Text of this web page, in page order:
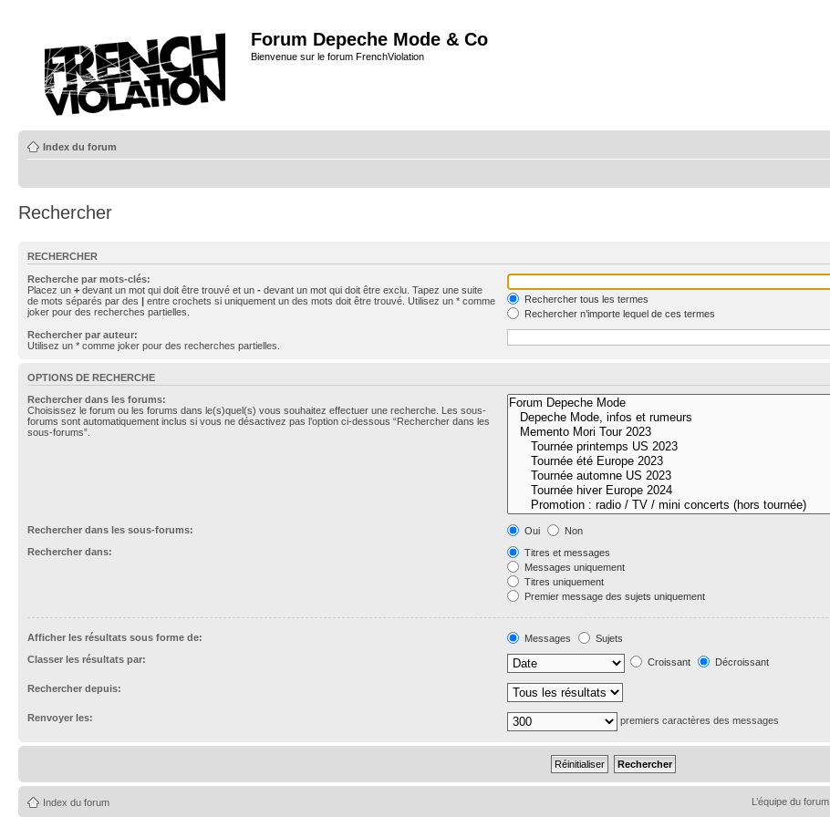
Forum Depeche Mode & Co
Bienvenue sur le forum FrenchViolation
Index du forum
Rechercher
RECHERCHER
Recherche par mots-clés:
Placez un + devant un mot qui doit être trouvé et un - devant un mot qui doit être exclu. Tapez une suite
de mots séparés par des | entre crochets si uniquement un des mots doit être trouvé. Utilisez un * comme
joker pour des recherches partielles.
Rechercher tous les termes
Rechercher n’importe lequel de ces termes
Rechercher par auteur:
Utilisez un * comme joker pour des recherches partielles.
OPTIONS DE RECHERCHE
Rechercher dans les forums:
Choisissez le forum ou les forums dans le(s)quel(s) vous souhaitez effectuer une recherche. Les sous-
forums sont automatiquement inclus si vous ne désactivez pas l’option ci-dessous “Rechercher dans les
sous-forums”.
Rechercher dans les sous-forums: Oui
Non
Rechercher dans:
Titres et messages
Messages uniquement
Titres uniquement
Premier message des sujets uniquement
Afficher les résultats sous forme de: Messages
Sujets
Classer les résultats par:
Croissant Décroissant
Rechercher depuis:
Renvoyer les: premiers caractères des messages
Index du forum L’équipe du forum